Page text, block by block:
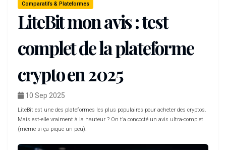
Comparatifs & Plateformes
LiteBit mon avis : test
complet de la plateforme
crypto en 2025
10 Sep 2025
LiteBit est une des plateformes les plus populaires pour acheter des cryptos.
Mais est-elle vraiment à la hauteur ? On t’a concocté un avis ultra-complet
(même si ça pique un peu).